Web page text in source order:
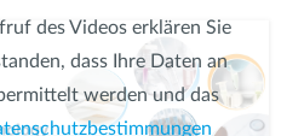
des Videos erklären Sie
dass Ihre Daten an
werden und das